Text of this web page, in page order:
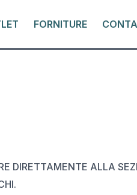
FORNITURE
DIRETTAMENTE ALLA